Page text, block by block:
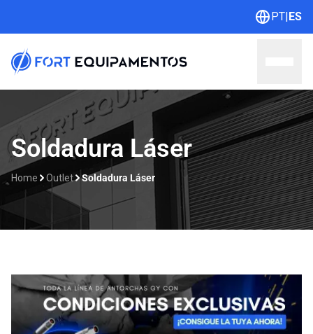
PT|ES
Home
Sobre nosotros
Contacto
Soldadura Láser
Home Outlet Soldadura Láser